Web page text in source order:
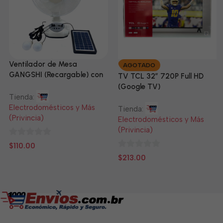
Ventilador de Mesa
GANGSHI (Recargable) con
Tienda:
Electrodomésticos y Más
(Privincia)
0
$110.00
AGOTADO
TV TCL 32” 720P Full HD
(Google TV)
Tienda:
Electrodomésticos y Más
(Privincia)
0
$213.00